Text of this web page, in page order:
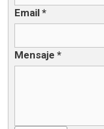
Email *
Mensaje *